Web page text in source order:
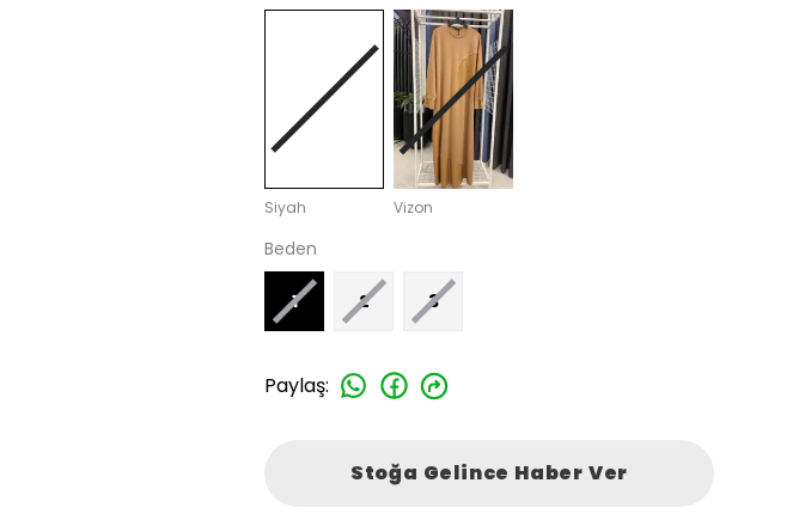
Siyah Vizon
Beden
1 2 3
Paylaş:
Stoğa Gelince Haber Ver